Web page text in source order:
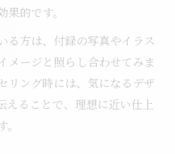
的です。
る方は、付録の写真やイラス
メージと照らし合わせてみま
リング時には、気になるデザ
えることで、理想に近い仕上